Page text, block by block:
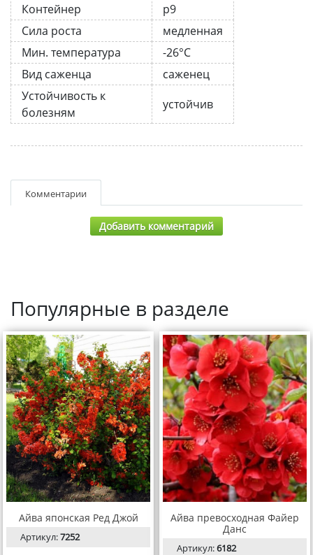
Контейнер
р9
Сила роста
медленная
Мин. температура
-26°C
Вид саженца
саженец
Устойчивость к
болезням
устойчив
Комментарии
Добавить комментарий
Популярные в разделе
Айва японская Ред Джой
Артикул:7252
Айва превосходная Файер
Данс
Артикул:6182